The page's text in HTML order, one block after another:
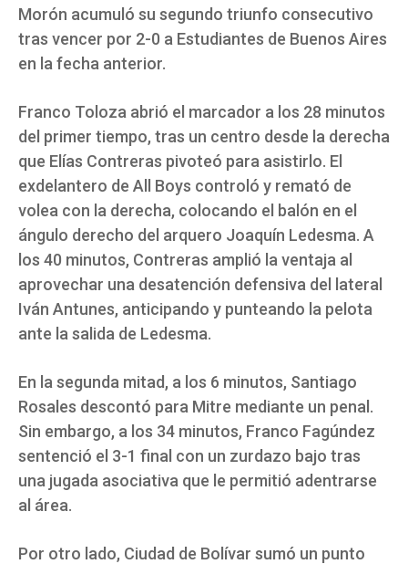
Morón acumuló su segundo triunfo consecutivo
tras vencer por 2-0 a Estudiantes de Buenos Aires
en la fecha anterior.
Franco Toloza abrió el marcador a los 28 minutos
del primer tiempo, tras un centro desde la derecha
que Elías Contreras pivoteó para asistirlo. El
exdelantero de All Boys controló y remató de
volea con la derecha, colocando el balón en el
ángulo derecho del arquero Joaquín Ledesma. A
los 40 minutos, Contreras amplió la ventaja al
aprovechar una desatención defensiva del lateral
Iván Antunes, anticipando y punteando la pelota
ante la salida de Ledesma.
En la segunda mitad, a los 6 minutos, Santiago
Rosales descontó para Mitre mediante un penal.
Sin embargo, a los 34 minutos, Franco Fagúndez
sentenció el 3-1 final con un zurdazo bajo tras
una jugada asociativa que le permitió adentrarse
al área.
Por otro lado, Ciudad de Bolívar sumó un punto